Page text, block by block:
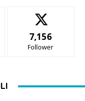
7,156
Follower